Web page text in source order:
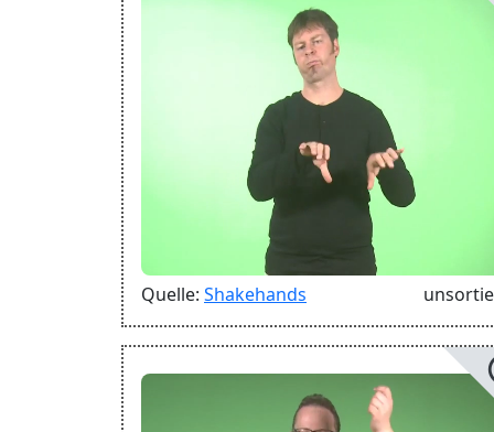
Quelle: Shakehands